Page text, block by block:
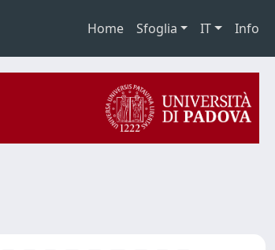
Home Sfoglia IT Info